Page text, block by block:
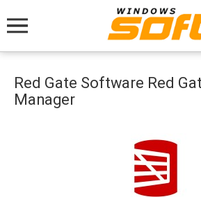
Меню
Red Gate Software Red
Manager